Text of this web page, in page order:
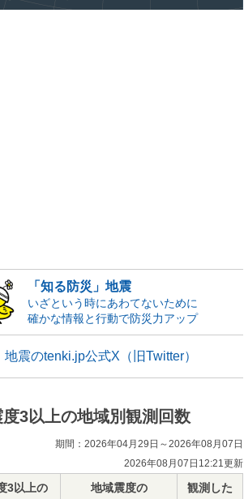
「知る防災」地震
いざという時にあわてないために
確かな情報と行動で防災力アップ
地震のtenki.jp公式X（旧Twitter）
度3以上の地域別観測回数
期間：2026年04月29日～2026年08月07日
2026年08月07日12:21更新
3以上の
地域震度の
観測した